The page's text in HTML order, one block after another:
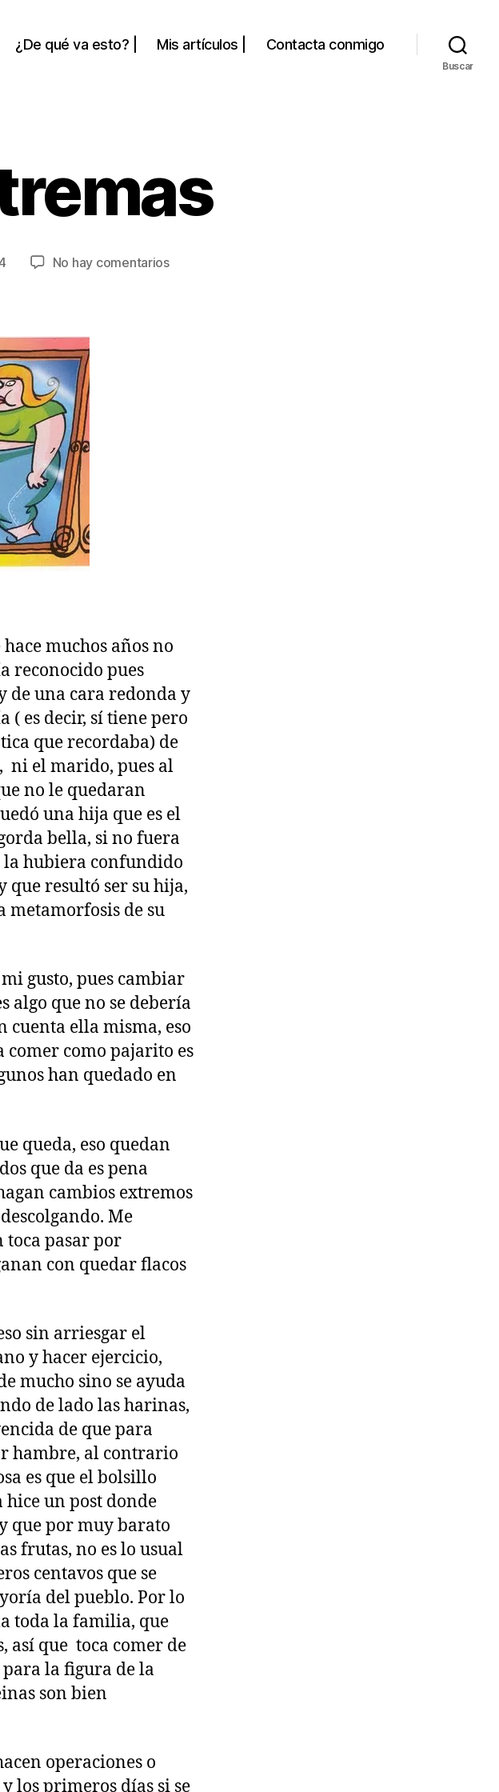
¿De qué va esto? | Mis artículos | Contacta conmigo
Buscar
No hay comentariosen
muchos años no
reconocido pues
de una cara redonda y
( es decir, sí tiene pero
que recordaba) de
ni el marido, pues al
no le quedaran
una hija que es el
bella, si no fuera
la hubiera confundido
que resultó ser su hija,
metamorfosis de su
gusto, pues cambiar
algo que no se debería
cuenta ella misma, eso
comer como pajarito es
han quedado en
queda, eso quedan
que da es pena
cambios extremos
Me
toca pasar por
con quedar flacos
sin arriesgar el
y hacer ejercicio,
mucho sino se ayuda
de lado las harinas,
de que para
hambre, al contrario
es que el bolsillo
hice un post donde
que por muy barato
frutas, no es lo usual
centavos que se
del pueblo. Por lo
toda la familia, que
así que toca comer de
la figura de la
son bien
operaciones o
los primeros días si se